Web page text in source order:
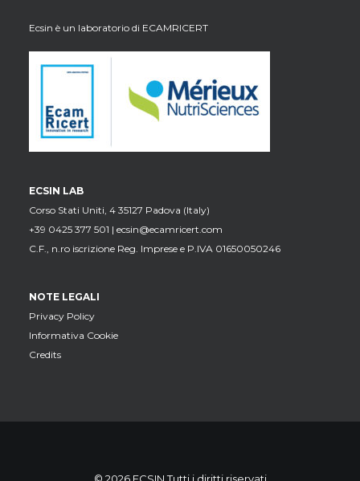
Ecsin è un laboratorio di ECAMRICERT
ECSIN LAB
Corso Stati Uniti, 4 35127 Padova (Italy)
+39 0425 377 501 | ecsin@ecamricert.com
C.F., n.ro iscrizione Reg. Imprese e P.IVA 01650050246
NOTE LEGALI
Privacy Policy
Informativa Cookie
Credits